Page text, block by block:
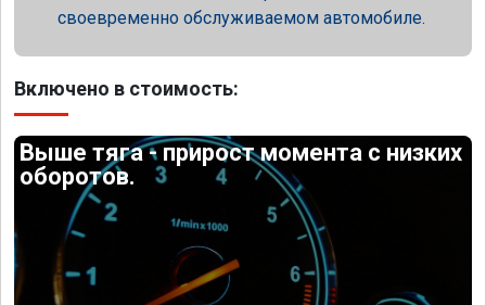
своевременно обслуживаемом автомобиле.
Включено в стоимость:
Выше тяга - прирост момента с низких
оборотов.